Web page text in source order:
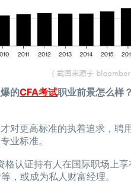
的CFA考试职业前景怎么样？
更高标准的执着追求，聘
业标准。
认证持有人在国际职场上享
，或成为私人财富经理。